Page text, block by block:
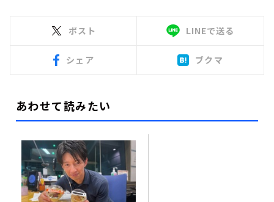
ポスト LINEで送る
シェア ブクマ
あわせて読みたい